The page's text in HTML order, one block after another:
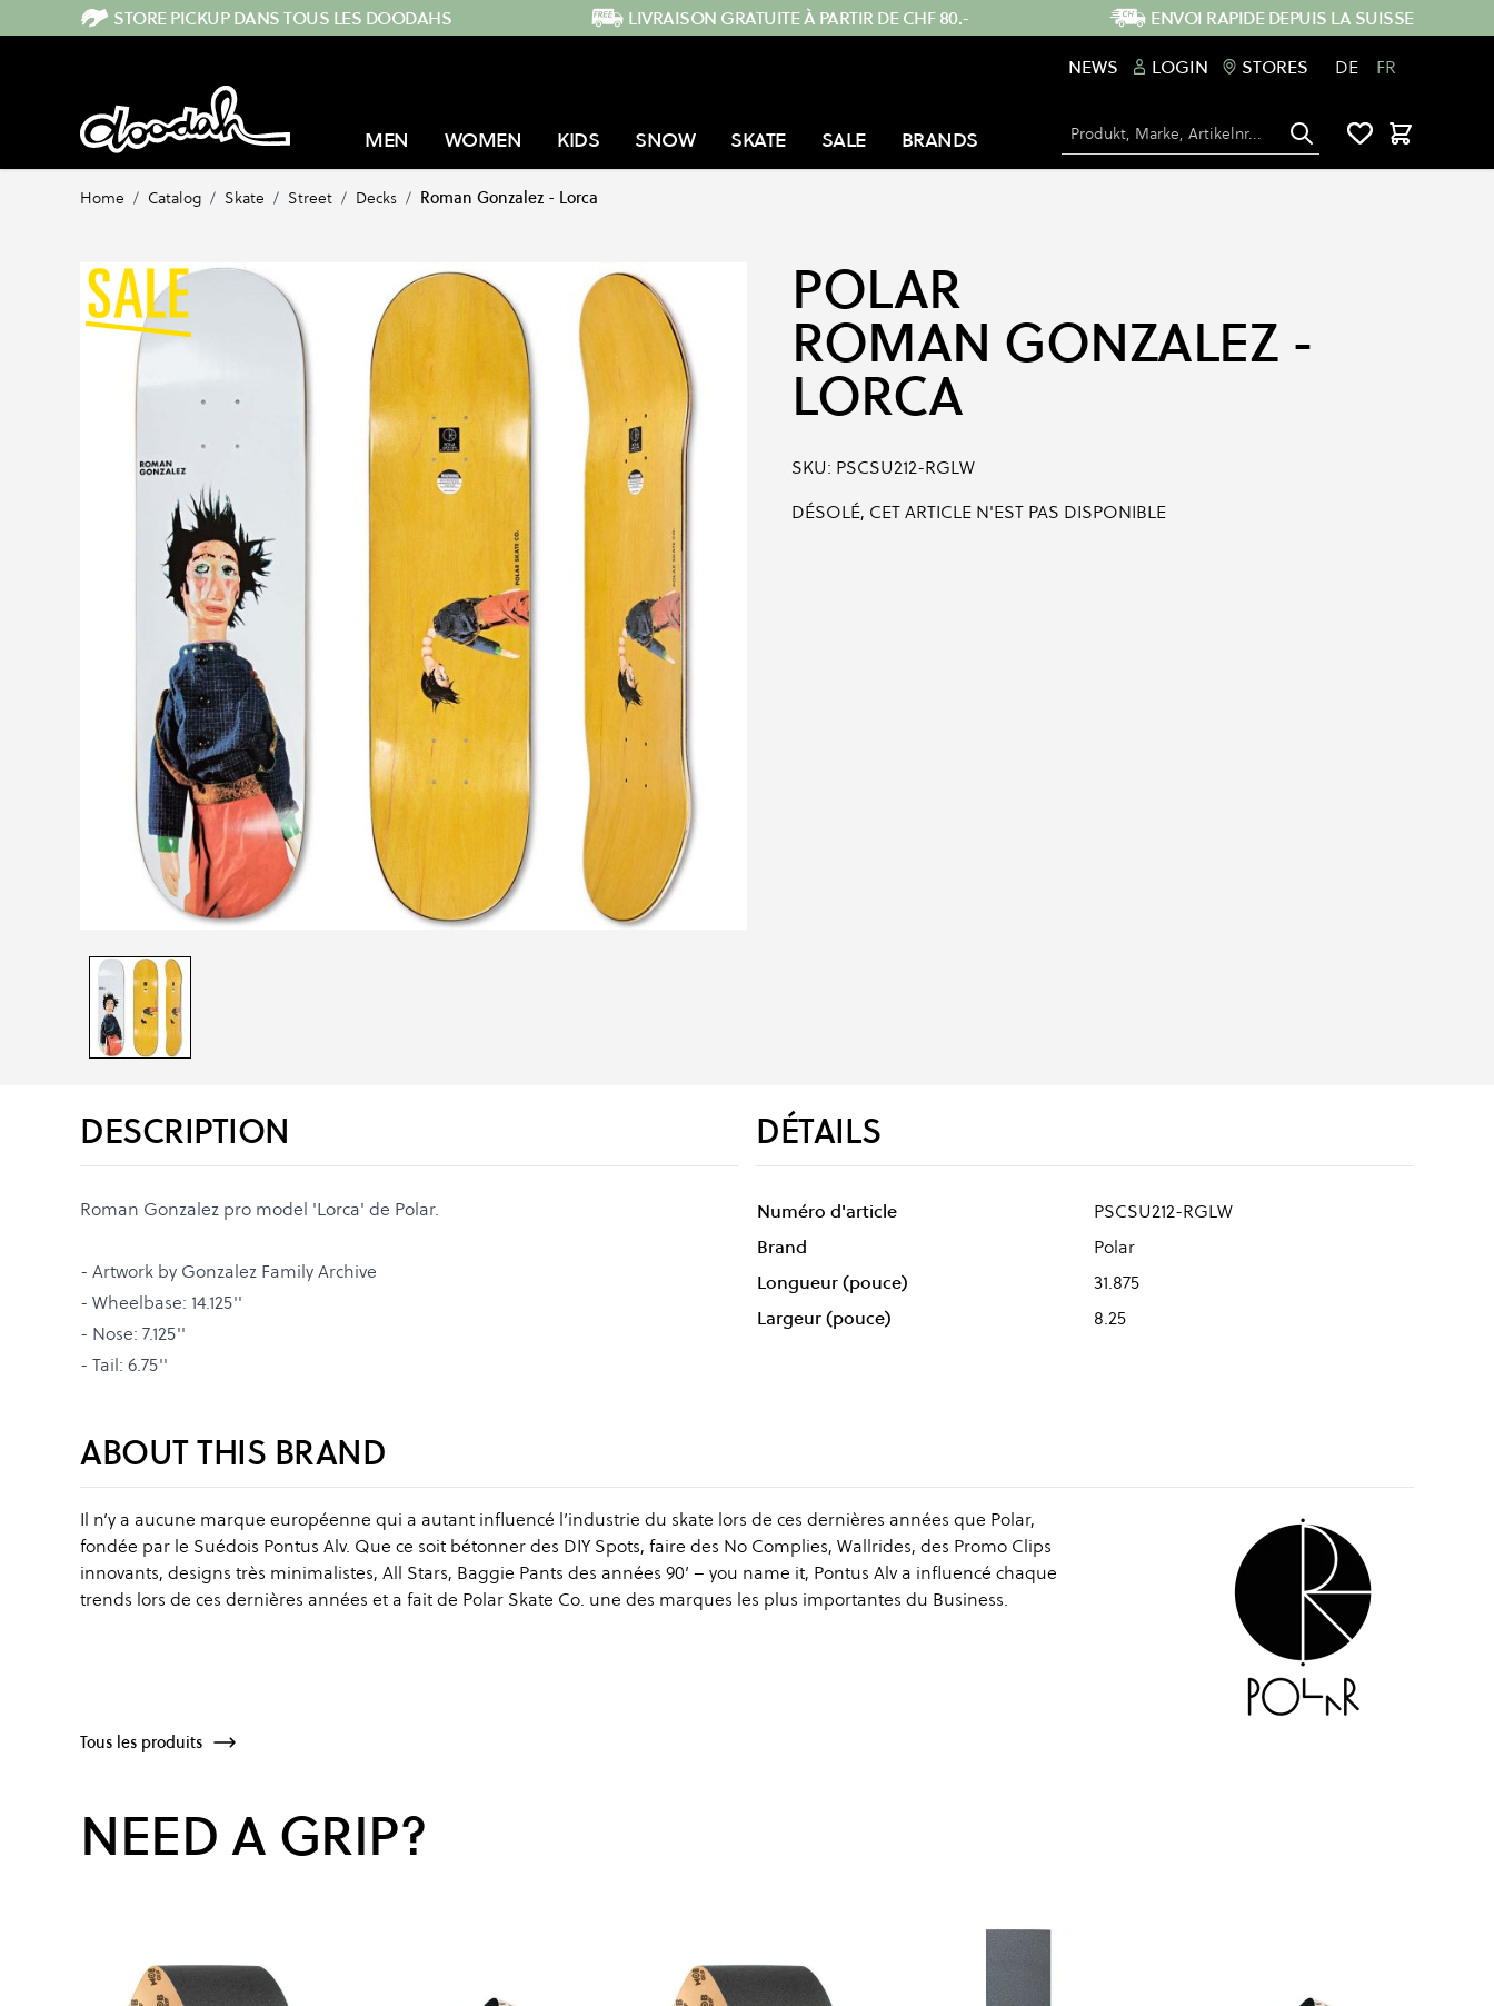
Skip to ContentSTORE PICKUP DANS TOUS LES DOODAHS LIVRAISON GRATUITE À PARTIR DE CHF 80.-
ENVOI RAPIDE DEPUIS LA SUISSE
NEWS
LOGIN STORES DE FR
MEN WOMEN KIDS SNOW SKATE SALE BRANDS Chercher Panier
Home / Catalog / Skate / Street / Decks / Roman Gonzalez - Lorca
POLAR
ROMAN GONZALEZ -
LORCA
SKU: PSCSU212-RGLW
DÉSOLÉ, CET ARTICLE N'EST PAS DISPONIBLE
DESCRIPTION
Roman Gonzalez pro model 'Lorca' de Polar.
- Artwork by Gonzalez Family Archive
- Wheelbase: 14.125''
- Nose: 7.125''
- Tail: 6.75''
DÉTAILS
Numéro d'article
PSCSU212-RGLW
Brand
Polar
Longueur (pouce)
31.875
Largeur (pouce)
8.25
ABOUT THIS BRAND
Il n’y a aucune marque européenne qui a autant influencé l’industrie du skate lors de ces dernières années que Polar,
fondée par le Suédois Pontus Alv. Que ce soit bétonner des DIY Spots, faire des No Complies, Wallrides, des Promo Clips
innovants, designs très minimalistes, All Stars, Baggie Pants des années 90’ – you name it, Pontus Alv a influencé chaque
trends lors de ces dernières années et a fait de Polar Skate Co. une des marques les plus importantes du Business.
Tous les produits
NEED A GRIP?